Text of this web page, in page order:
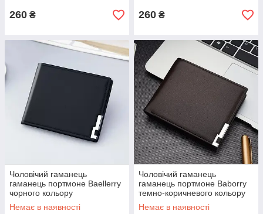
260 ₴ 260 ₴
Чоловічий гаманець
гаманець портмоне Baellerry
чорного кольору
Немає в наявності
Чоловічий гаманець
гаманець портмоне Baborry
темно-коричневого кольору
Немає в наявності